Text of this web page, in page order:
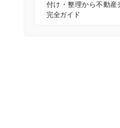
付け・整理から不動産
完全ガイド